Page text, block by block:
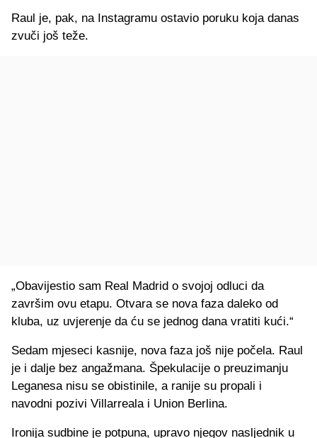
Raul je, pak, na Instagramu ostavio poruku koja danas
zvuči još teže.
„Obavijestio sam Real Madrid o svojoj odluci da
završim ovu etapu. Otvara se nova faza daleko od
kluba, uz uvjerenje da ću se jednog dana vratiti kući.“
Sedam mjeseci kasnije, nova faza još nije počela. Raul
je i dalje bez angažmana. Špekulacije o preuzimanju
Leganesa nisu se obistinile, a ranije su propali i
navodni pozivi Villarreala i Union Berlina.
Ironija sudbine je potpuna, upravo njegov nasljednik u